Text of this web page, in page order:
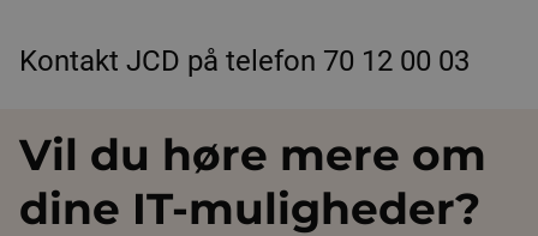
Kontakt JCD på telefon 70 12 00 03
Vil du høre mere om
dine IT-muligheder?